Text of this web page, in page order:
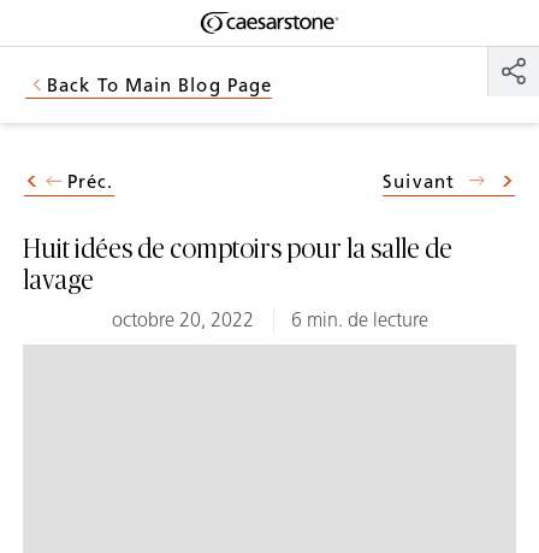
Shaped
by Nature
Back To Main Blog Page
Huit idées de comptoirs pour la salle de
lavage
octobre 20, 2022 6 min. de lecture
Préc. Suivant